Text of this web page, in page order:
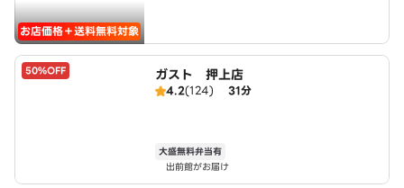
お店価格＋送料無料対象
50%OFF ガスト 押上店
4.2(124) 31分
大盛無料弁当有
出前館がお届け